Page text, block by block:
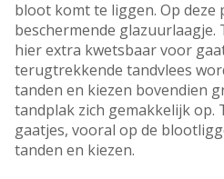
bloot komt te liggen. Op
beschermende glazuurlaagje.
hier extra kwetsbaar voor
terugtrekkende tandvlees
tanden en kiezen bovendien
tandplak zich gemakkelijk op.
gaatjes, vooral op de
tanden en kiezen.